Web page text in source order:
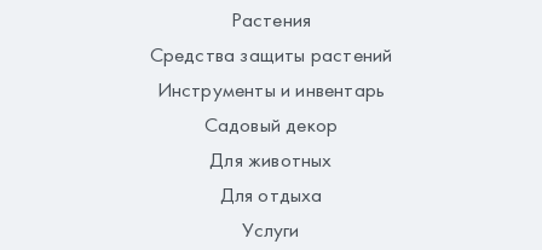
Растения
Средства защиты растений
Инструменты и инвентарь
Садовый декор
Для животных
Для отдыха
Услуги